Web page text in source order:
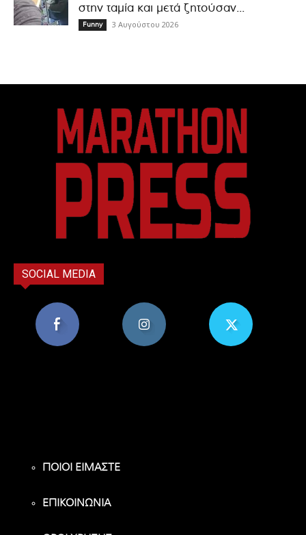
στην ταμία και μετά ζητούσαν...
Funny 3 Αυγούστου 2026
SOCIAL MEDIA
ΠΟΙΟΙ ΕΙΜΑΣΤΕ
ΕΠΙΚΟΙΝΩΝΙΑ